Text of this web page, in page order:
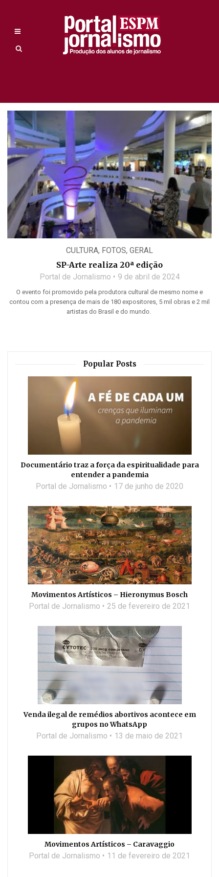
CULTURA, FOTOS, GERAL
SP-Arte realiza 20ª edição
Portal de Jornalismo 9 de abril de 2024
O evento foi promovido pela produtora cultural de mesmo nome e
contou com a presença de mais de 180 expositores, 5 mil obras e 2 mil
artistas do Brasil e do mundo.
Popular Posts
Documentário traz a força da espiritualidade para
entender a pandemia
Portal de Jornalismo 17 de junho de 2020
Movimentos Artísticos – Hieronymus Bosch
Portal de Jornalismo 25 de fevereiro de 2021
Venda ilegal de remédios abortivos acontece em
grupos no WhatsApp
Portal de Jornalismo 13 de maio de 2021
Movimentos Artísticos – Caravaggio
Portal de Jornalismo 11 de fevereiro de 2021